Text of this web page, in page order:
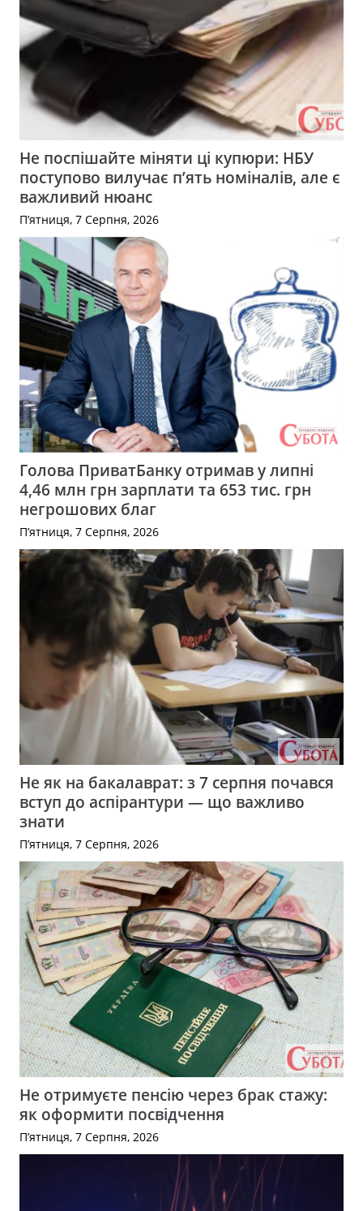
Не поспішайте міняти ці купюри: НБУ
поступово вилучає п’ять номіналів, але є
важливий нюанс
П’ятниця, 7 Серпня, 2026
Голова ПриватБанку отримав у липні
4,46 млн грн зарплати та 653 тис. грн
негрошових благ
П’ятниця, 7 Серпня, 2026
Не як на бакалаврат: з 7 серпня почався
вступ до аспірантури — що важливо
знати
П’ятниця, 7 Серпня, 2026
Не отримуєте пенсію через брак стажу:
як оформити посвідчення
П’ятниця, 7 Серпня, 2026